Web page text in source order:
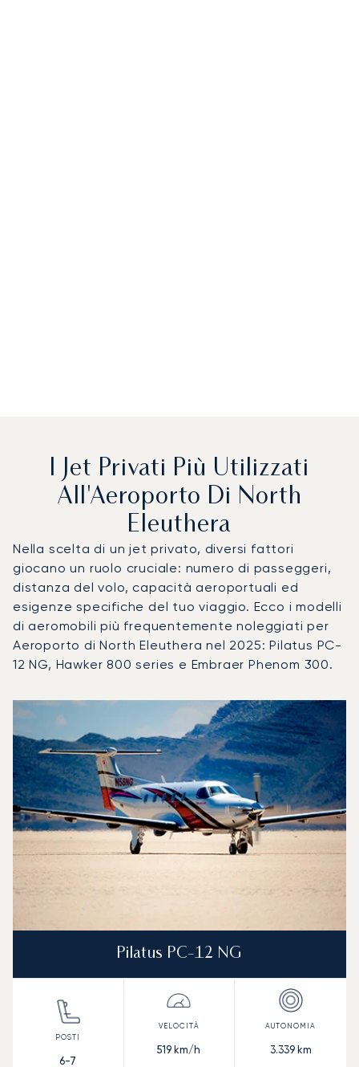
I Jet Privati Più Utilizzati
All'Aeroporto Di North
Eleuthera
Nella scelta di un jet privato, diversi fattori
giocano un ruolo cruciale: numero di passeggeri,
distanza del volo, capacità aeroportuali ed
esigenze specifiche del tuo viaggio. Ecco i modelli
di aeromobili più frequentemente noleggiati per
Aeroporto di North Eleuthera nel 2025: Pilatus PC-
12 NG, Hawker 800 series e Embraer Phenom 300.
Foto dell'aeromobile
Modello di aeromobile
Posti
Velocità (km/h)
Velocità (nodi)
Autonomia
Autonomia (NM)
Pilatus PC-12 NG
6-7
519 km/h 3.339km